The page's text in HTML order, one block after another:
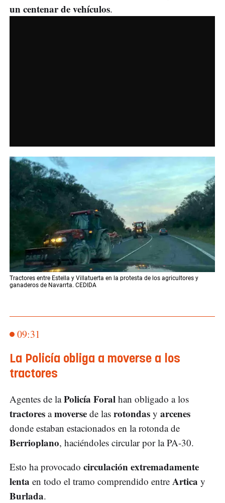
un centenar de vehículos.
Tractores entre Estella y Villatuerta en la protesta de los agricultores y
ganaderos de Navarrta. CEDIDA
09:31
La Policía obliga a moverse a los
tractores
Agentes de laPolicía Foral han obligado a los
tractores amoverse de las rotondas y arcenes
donde estaban estacionados en la rotonda de
Berrioplano, haciéndoles circular por la PA-30.
Esto ha provocado circulación extremadamente
lenta en todo el tramo comprendido entre Artica y
Burlada.